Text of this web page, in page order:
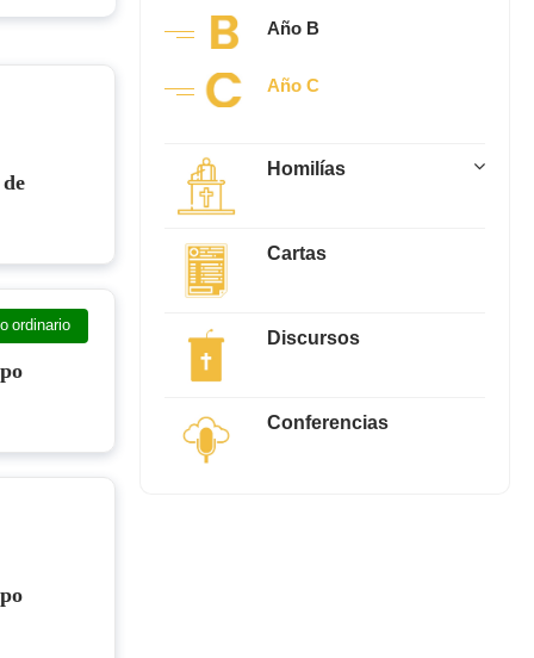
ordinario
Año B
Año C
Homilías
Cartas
Discursos
Conferencias